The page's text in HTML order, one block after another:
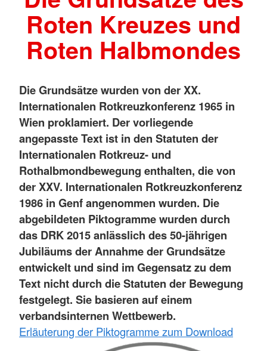
Roten Kreuzes und
Roten Halbmondes
Die Grundsätze wurden von der XX.
Internationalen Rotkreuzkonferenz 1965 in
Wien proklamiert. Der vorliegende
angepasste Text ist in den Statuten der
Internationalen Rotkreuz- und
Rothalbmondbewegung enthalten, die von
der XXV. Internationalen Rotkreuzkonferenz
1986 in Genf angenommen wurden. Die
abgebildeten Piktogramme wurden durch
das DRK 2015 anlässlich des 50-jährigen
Jubiläums der Annahme der Grundsätze
entwickelt und sind im Gegensatz zu dem
Text nicht durch die Statuten der Bewegung
festgelegt. Sie basieren auf einem
verbandsinternen Wettbewerb.
Erläuterung der Piktogramme zum Download